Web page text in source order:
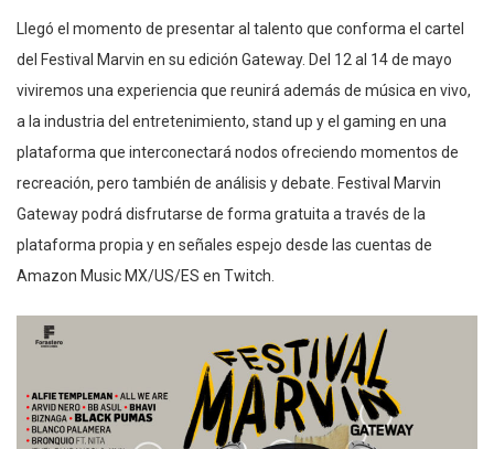
Llegó el momento de presentar al talento que conforma el cartel
del Festival Marvin en su edición Gateway. Del 12 al 14 de mayo
viviremos una experiencia que reunirá además de música en vivo,
a la industria del entretenimiento, stand up y el gaming en una
plataforma que interconectará nodos ofreciendo momentos de
recreación, pero también de análisis y debate. Festival Marvin
Gateway podrá disfrutarse de forma gratuita a través de la
plataforma propia y en señales espejo desde las cuentas de
Amazon Music MX/US/ES en Twitch.